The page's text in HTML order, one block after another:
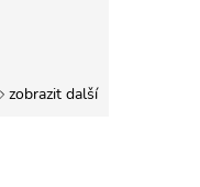
zobrazit další